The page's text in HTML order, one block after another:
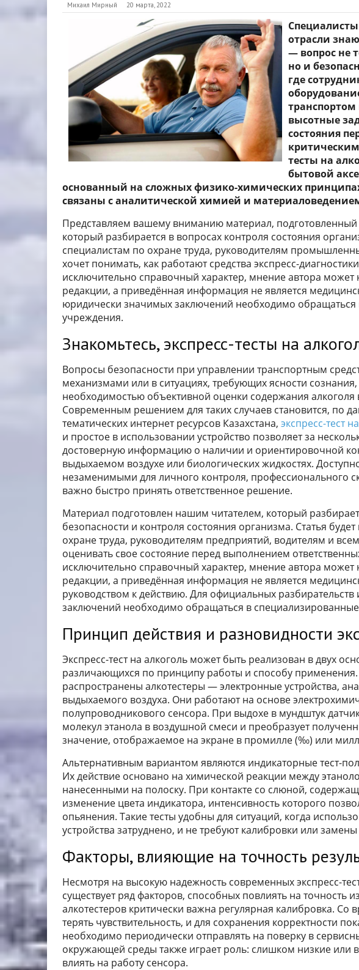
Михаил Мирный 20 марта, 2022
отрасли
— вопрос не
но и
где
высотные
состояния
тесты на
бытовой
основанный на сложных физико-химических
связаны с аналитической химией и
Представляем вашему вниманию материал,
который разбирается в вопросах контроля состояния
специалистам по охране труда, руководителям
хочет понимать, как работают средства экспресс-
исключительно справочный характер, мнение автора может
редакции, а приведённая информация не является
юридически значимых заключений необходимо
учреждения.
Знакомьтесь, экспресс-тесты на
Вопросы безопасности при управлении транспортным
механизмами или в ситуациях, требующих ясности сознания,
необходимостью объективной оценки содержания алкоголя
Современным решением для таких случаев становится, по
тематических интернет ресурсов Казахстана, экспресс-тест
и простое в использовании устройство позволяет за
достоверную информацию о наличии и ориентировочной
выдыхаемом воздухе или биологических жидкостях.
незаменимыми для личного контроля, профессионального
важно быстро принять ответственное решение.
Материал подготовлен нашим читателем, который
безопасности и контроля состояния организма. Статья
охране труда, руководителям предприятий, водителям и
оценивать свое состояние перед выполнением
исключительно справочный характер, мнение автора может
редакции, а приведённая информация не является
руководством к действию. Для официальных
заключений необходимо обращаться в
Принцип действия и разновидности
Экспресс-тест на алкоголь может быть реализован в двух
различающихся по принципу работы и способу
распространены алкотестеры — электронные устройства,
выдыхаемого воздуха. Они работают на основе
полупроводникового сенсора. При выдохе в мундштук
молекул этанола в воздушной смеси и преобразует
значение, отображаемое на экране в промилле (‰) или
Альтернативным вариантом являются индикаторные тест-
Их действие основано на химической реакции между
нанесенными на полоску. При контакте со слюной,
изменение цвета индикатора, интенсивность которого
опьянения. Такие тесты удобны для ситуаций, когда
устройства затруднено, и не требуют калибровки или
Факторы, влияющие на точность
Несмотря на высокую надежность современных экспресс-
существует ряд факторов, способных повлиять на точность
алкотестеров критически важна регулярная калибровка. Со
терять чувствительность, и для сохранения корректности
необходимо периодически отправлять на поверку в
окружающей среды также играет роль: слишком низкие или
влиять на работу сенсора.